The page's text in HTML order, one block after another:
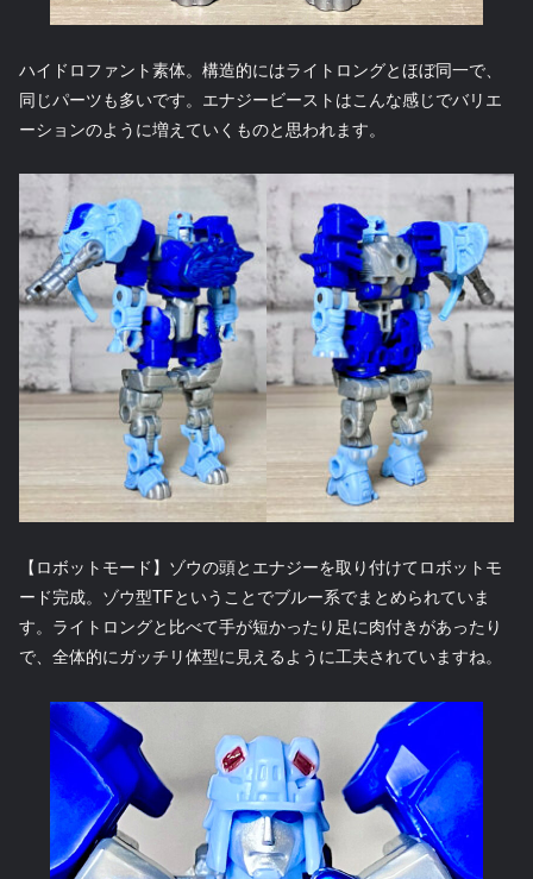
ハイドロファント素体。構造的にはライトロングとほぼ同一で、
同じパーツも多いです。エナジービーストはこんな感じでバリエ
ーションのように増えていくものと思われます。
【ロボットモード】ゾウの頭とエナジーを取り付けてロボットモ
ード完成。ゾウ型TFということでブルー系でまとめられていま
す。ライトロングと比べて手が短かったり足に肉付きがあったり
で、全体的にガッチリ体型に見えるように工夫されていますね。